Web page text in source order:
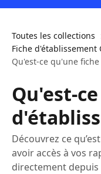
Toutes les collections
Fiche d'établissement
Qu'est-ce qu'une
Qu'est-
Découvrez ce
avoir accès à vos
directement